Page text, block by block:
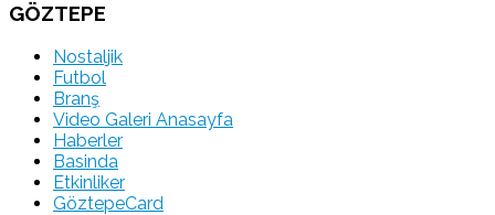
GÖZTEPE
Nostaljik
Futbol
Branş
Video Galeri Anasayfa
Haberler
Basinda
Etkinliker
GöztepeCard